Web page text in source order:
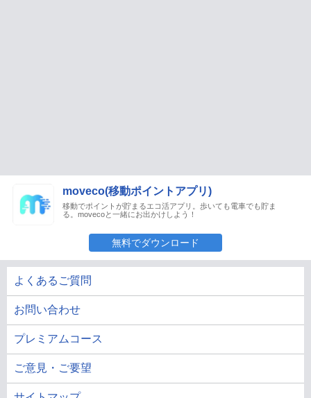
moveco(移動ポイントアプリ)
移動でポイントが貯まるエコ活アプリ。歩いても電車でも貯ま
る。movecoと一緒にお出かけしよう！
無料でダウンロード
よくあるご質問
お問い合わせ
プレミアムコース
ご意見・ご要望